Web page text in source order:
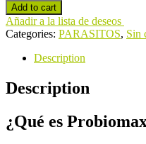
-
Opiniones
2024,
ingredientes,
funcionamiento
quantity
Add to cart
Añadir a la lista de deseos
Categories: PARASITOS, Sin
Description
Description
¿Qué es